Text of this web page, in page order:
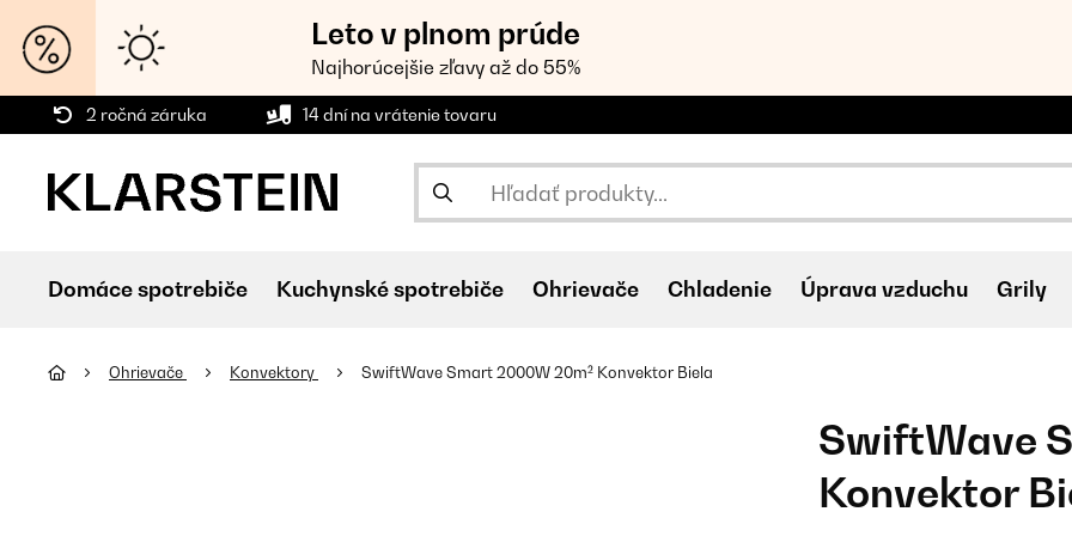
Leto v plnom prúde
Najhorúcejšie zľavy až do 55%
2 ročná záruka 14 dní na vrátenie tovaru
Domáce spotrebiče Kuchynské spotrebiče Ohrievače Chladenie Úprava vzduchu Grily
Ohrievače Konvektory SwiftWave Smart 2000W 20m² Konvektor Biela
SwiftWave
Konvektor